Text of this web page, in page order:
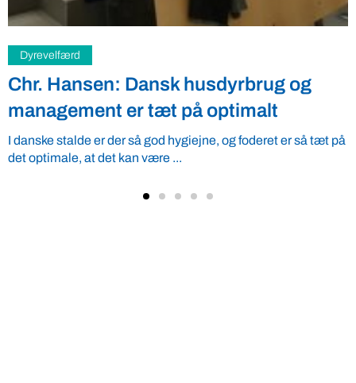
Samfund
Studerende opfordrer: Skriv under for
modernisering af EU’s GMO-regler
En gruppe af europæiske studerende er gået sammen for at
skaffe en million underskrifter for modernisering af EU’s